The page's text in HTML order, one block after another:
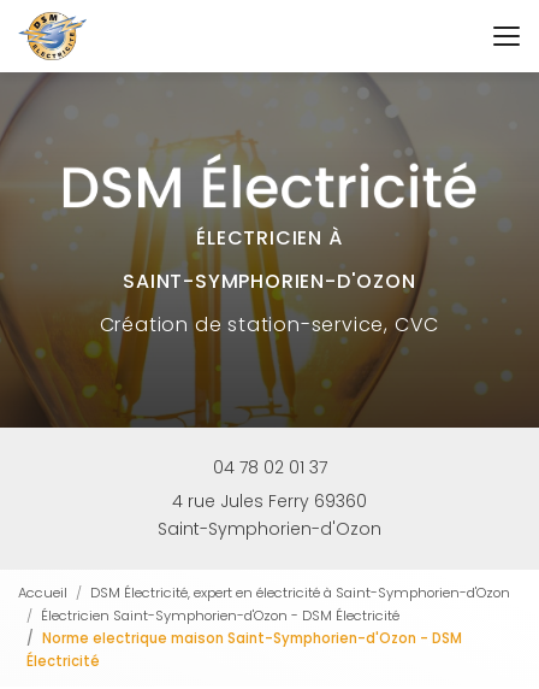
Aller
au
contenu
principal
ÉLECTRICIEN À
SAINT-SYMPHORIEN-D'OZON
Créationde station-service, CVC
04 78 02 01 37
4 rue Jules Ferry 69360
Saint-Symphorien-d'Ozon
Accueil
DSM Électricité, expert en électricité à Saint-Symphorien-d'Ozon
Électricien Saint-Symphorien-d'Ozon - DSM Électricité
Norme electrique maison Saint-Symphorien-d'Ozon - DSM
Électricité